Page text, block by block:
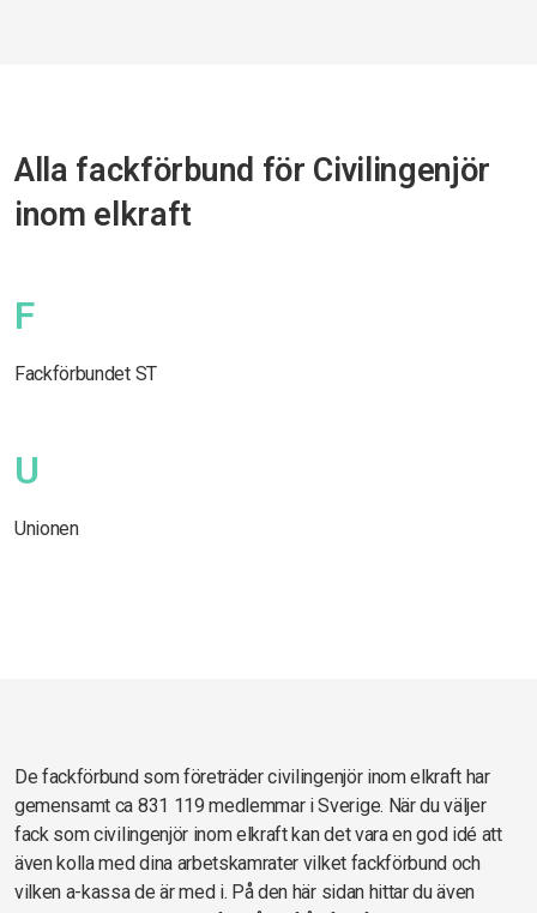
Alla fackförbund för Civilingenjör
inom elkraft
F
Fackförbundet ST
U
Unionen
De fackförbund som företräder civilingenjör inom elkraft har
gemensamt ca 831 119 medlemmar i Sverige. När du väljer
fack som civilingenjör inom elkraft kan det vara en god idé att
även kolla med dina arbetskamrater vilket fackförbund och
vilken a-kassa de är med i. På den här sidan hittar du även